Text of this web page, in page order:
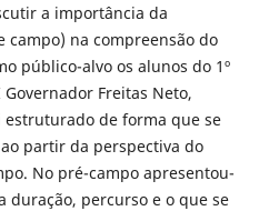
a importância da
campo) na compreensão do
público-alvo os alunos do 1º
Freitas Neto,
estruturado de forma que se
partir da perspectiva do
No pré-campo apresentou-
duração, percurso e o que se